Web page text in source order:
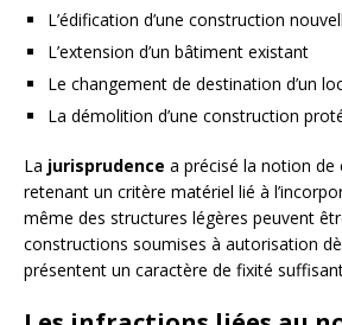
L’édification d’une construction
L’extension d’un bâtiment existant
Le changement de destination d’un
La démolition d’une construction
La jurisprudence a précisé la notion de
retenant un critère matériel lié à
même des structures légères peuvent
constructions soumises à autorisation
présentent un caractère de fixité